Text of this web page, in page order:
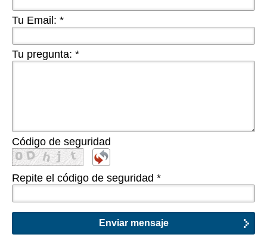
Tu Email: *
Tu pregunta: *
Código de seguridad
Repite el código de seguridad *